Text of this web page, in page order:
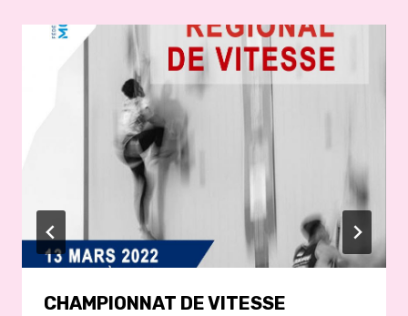
CHAMPIONNAT DE VITESSE